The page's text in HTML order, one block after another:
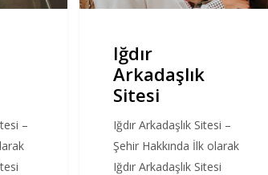
–
Iğdır
Arkadaşlık
Sitesi
Iğdır Arkadaşlık Sitesi –
Şehir Hakkında İlk olarak
Iğdır Arkadaşlık Sitesi